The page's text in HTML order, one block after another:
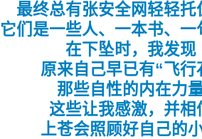
最终总有张安全网轻轻托
它们是一些人、一本书、
在下坠时，我发现
原来自己早已有“飞行
那些自性的内在力
这些让我感激，并相
上苍会照顾好自己的